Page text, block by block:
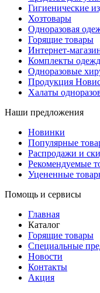
Гигиенические
Хозтовары
Одноразовая
Горящие товары
Интернет-
Комплекты
Одноразовые
Продукция
Халаты
Наши предложения
Новинки
Популярные
Распродажи и
Рекомендуемые
Уцененные
Помощь и сервисы
Главная
Каталог
Горящие товары
Специальные
Новости
Контакты
Акция